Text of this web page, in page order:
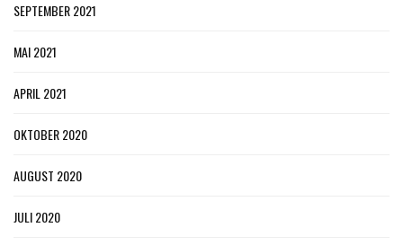
SEPTEMBER 2021
MAI 2021
APRIL 2021
OKTOBER 2020
AUGUST 2020
JULI 2020